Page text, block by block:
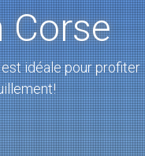
Corse
idéale pour profiter